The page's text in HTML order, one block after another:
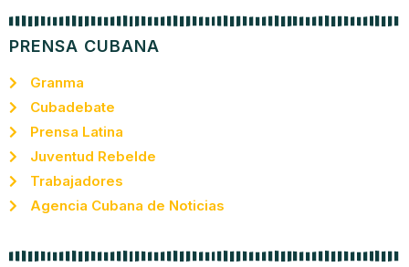
PRENSA CUBANA
Granma
Cubadebate
Prensa Latina
Juventud Rebelde
Trabajadores
Agencia Cubana de Noticias